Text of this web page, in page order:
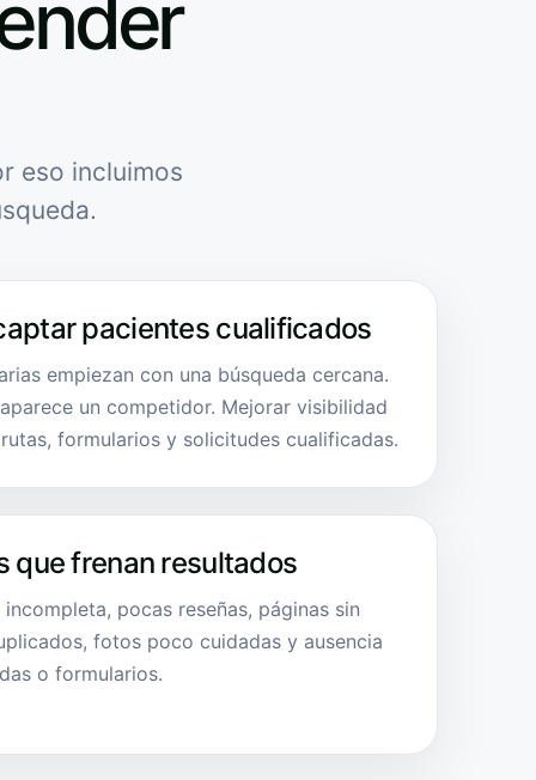
eso incluimos
pacientes cualificados
empiezan con una búsqueda cercana.
un competidor. Mejorar visibilidad
formularios y solicitudes cualificadas.
que frenan resultados
pocas reseñas, páginas sin
fotos poco cuidadas y ausencia
o formularios.